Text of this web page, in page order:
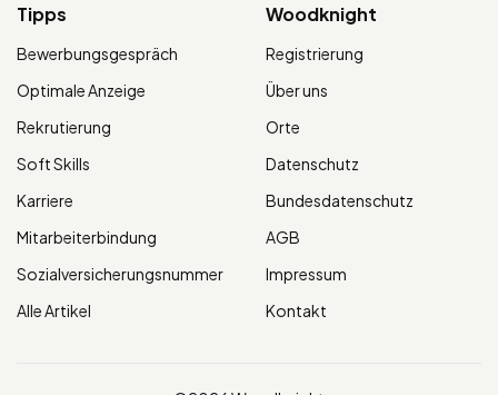
Tipps
Bewerbungsgespräch
Optimale Anzeige
Rekrutierung
Soft Skills
Karriere
Mitarbeiterbindung
Sozialversicherungsnummer
Alle Artikel
Woodknight
Registrierung
Über uns
Orte
Datenschutz
Bundesdatenschutz
AGB
Impressum
Kontakt